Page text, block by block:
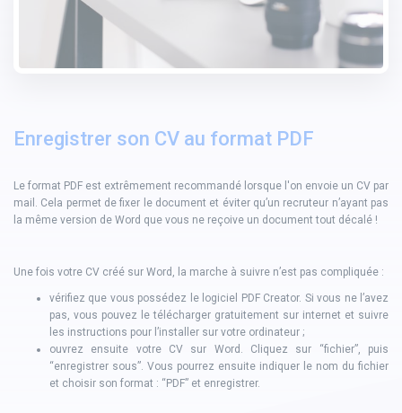
Enregistrer son CV au format PDF
Le format PDF est extrêmement recommandé lorsque l'on envoie un CV par
mail. Cela permet de fixer le document et éviter qu’un recruteur n’ayant pas
la même version de Word que vous ne reçoive un document tout décalé !
Une fois votre CV créé sur Word, la marche à suivre n’est pas compliquée :
vérifiez que vous possédez le logiciel PDF Creator. Si vous ne l’avez
pas, vous pouvez le télécharger gratuitement sur internet et suivre
les instructions pour l’installer sur votre ordinateur ;
ouvrez ensuite votre CV sur Word. Cliquez sur “fichier”, puis
“enregistrer sous”. Vous pourrez ensuite indiquer le nom du fichier
et choisir son format : “PDF” et enregistrer.